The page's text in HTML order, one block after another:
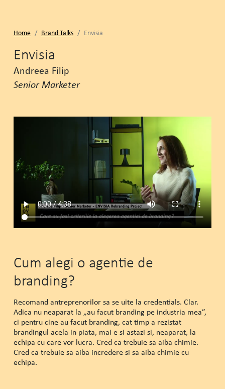
Home Brand Talks Envisia
Envisia
Andreea Filip
Senior Marketer
Cum alegi o agentie de
branding?
Recomand antreprenorilor sa se uite la credentials. Clar.
Adica nu neaparat la „au facut branding pe industria mea”,
ci pentru cine au facut branding, cat timp a rezistat
brandingul acela in piata, mai e si astazi si, neaparat, la
echipa cu care vor lucra. Cred ca trebuie sa aiba chimie.
Cred ca trebuie sa aiba incredere si sa aiba chimie cu
echipa.